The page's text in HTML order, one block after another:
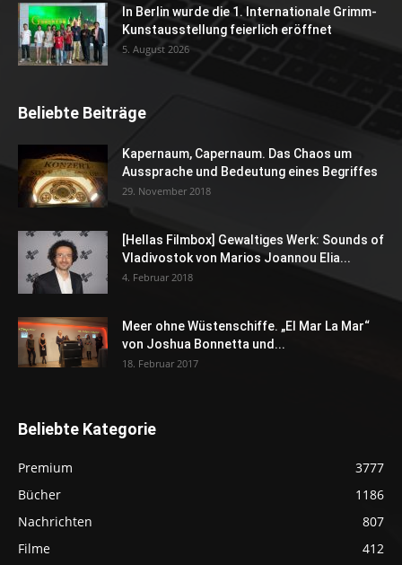
In Berlin wurde die 1. Internationale Grimm-
Kunstausstellung feierlich eröffnet
5. August 2026
Beliebte Beiträge
Kapernaum, Capernaum. Das Chaos um
Aussprache und Bedeutung eines Begriffes
29. November 2018
[Hellas Filmbox] Gewaltiges Werk: Sounds of
Vladivostok von Marios Joannou Elia...
4. Februar 2018
Meer ohne Wüstenschiffe. „El Mar La Mar“
von Joshua Bonnetta und...
18. Februar 2017
Beliebte Kategorie
Premium
3777
Bücher
1186
Nachrichten
807
Filme
412